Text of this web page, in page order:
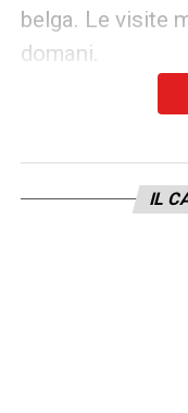
belga. Le visite
domani.
Dopo il via
di un colpo
IL